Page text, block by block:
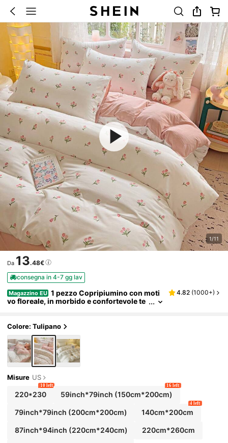
1/11
Da 13.48€
consegna in 4-7 gg lav
Magazzino EU 1 pezzo Copripiumino con moti
vo floreale, in morbido e confortevole te
4.82 (1000+)
Colore: Tulipano
Misure US
220*230
10 left
59inch*79inch (150cm*200cm)
16 left
79inch*79inch (200cm*200cm) 140cm*200cm
4 left
87inch*94inch (220cm*240cm) 220cm*260cm